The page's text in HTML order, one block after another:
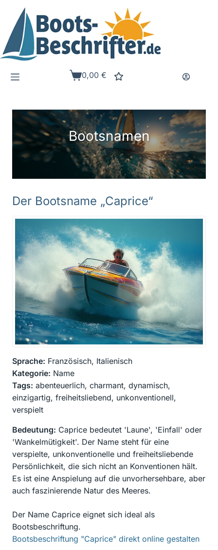
Inhalt
springen
Warenkorb
0,00€
Bootsnamen
Der Bootsname „Caprice“
Sprache: Französisch, Italienisch
Kategorie: Name
Tags: abenteuerlich, charmant, dynamisch,
einzigartig, freiheitsliebend, unkonventionell,
verspielt
Bedeutung: Caprice bedeutet 'Laune', 'Einfall' oder
'Wankelmütigkeit'. Der Name steht für eine
verspielte, unkonventionelle und freiheitsliebende
Persönlichkeit, die sich nicht an Konventionen hält.
Es ist eine Anspielung auf die unvorhersehbare, aber
auch faszinierende Natur des Meeres.
Der Name Caprice eignet sich ideal als
Bootsbeschriftung.
Bootsbeschriftung "Caprice" direkt online gestalten